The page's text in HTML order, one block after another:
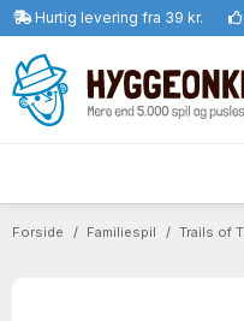
Hurtig levering fra 39 kr.
Forside Familiespil Trails of